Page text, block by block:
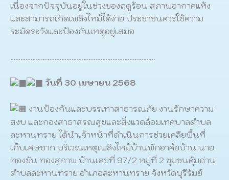
เนื่องจากปัจจุบันอยู่ในช่วงของฤดูร้อน สภาพอากาศแห้ง
และสามารถเกิดเพลิงไหม้ได้ง่าย ประชาชนควรใช้ความ
ระมัดระวังและป้องกันเหตุอยู่เสมอ
………………………………………………………………………….
วันที่ 30 เมษายน 2568
งานป้องกันและบรรเทาสาธารณภัย งานรักษาความ
สงบ และกองสาธาสรณสุขและสิ่งแวดล้อมเทศบาลตำบล
ละหานทราย ได้นำเจ้าหน้าที่ดำเนินการช่วยเคลียพื้นที่
เก็บเศษซาก บริเวณเหตุเพลิงไหม้บ้านพักอาศัยบ้าน นาย
ทองขัน ทองสุภาพ บ้านเลขที่ 97/2 หมู่ที่ 2 ชุมชนคุ้มถ่าน
ตำบลละหานทราย อำเภอละหานทราย จังหวัดบุรีรัมย์